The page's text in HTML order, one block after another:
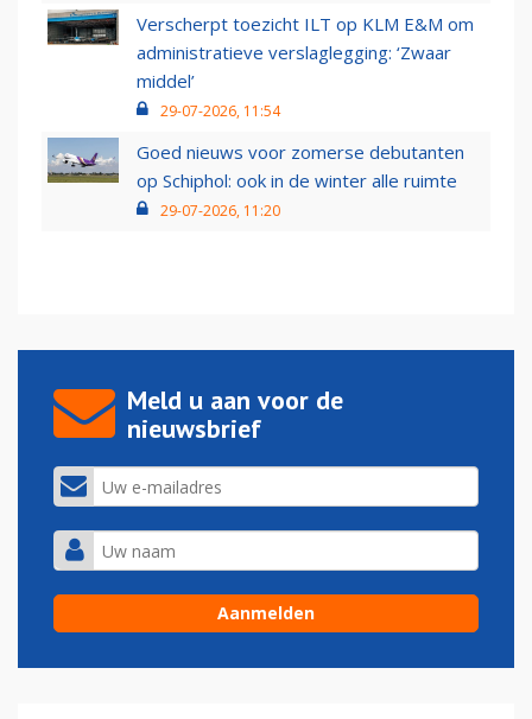
Verscherpt toezicht ILT op KLM E&M om
administratieve verslaglegging: ‘Zwaar
middel’
29-07-2026, 11:54
Goed nieuws voor zomerse debutanten
op Schiphol: ook in de winter alle ruimte
29-07-2026, 11:20
Meld u aan voor de
nieuwsbrief